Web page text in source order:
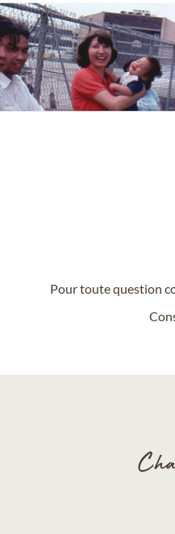
Pour toute question